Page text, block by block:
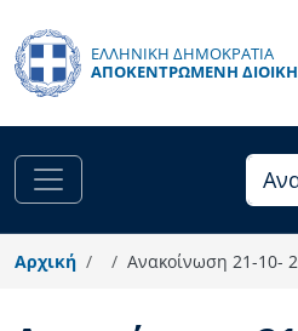
ΕΛΛΗΝΙΚΗ ΔΗΜΟΚΡΑΤΙΑ
ΑΠΟΚΕΝΤΡΩΜΈΝΗ
Αρχική Ανακοίνωση 21-10-